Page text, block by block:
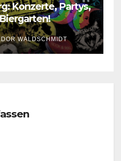
Konzerte, Partys,
WALDSCHMIDT